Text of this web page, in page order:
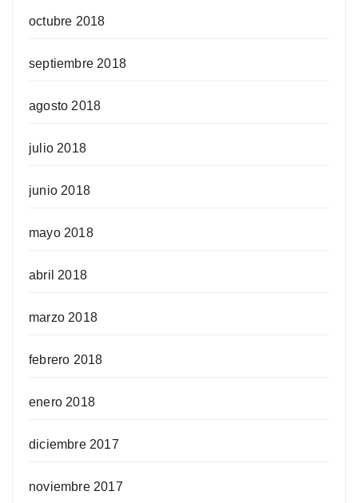
octubre 2018
septiembre 2018
agosto 2018
julio 2018
junio 2018
mayo 2018
abril 2018
marzo 2018
febrero 2018
enero 2018
diciembre 2017
noviembre 2017